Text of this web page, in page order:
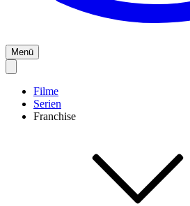
Menü
Filme
Serien
Franchise